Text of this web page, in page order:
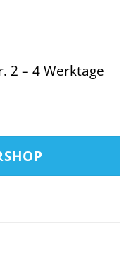
2 – 4 Werktage